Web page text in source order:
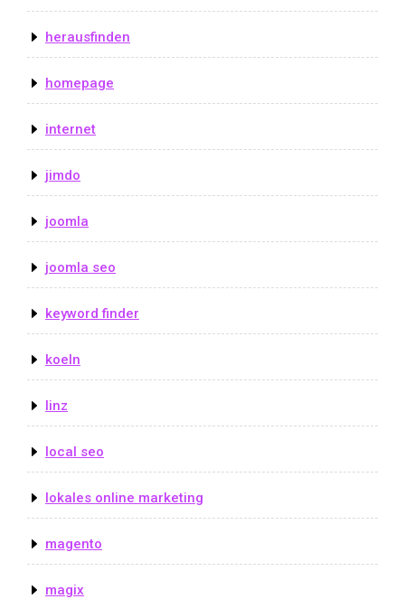
herausfinden
homepage
internet
jimdo
joomla
joomla seo
keyword finder
koeln
linz
local seo
lokales online marketing
magento
magix